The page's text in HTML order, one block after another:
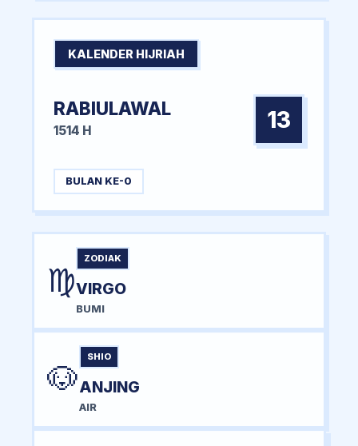
KALENDER HIJRIAH
RABIULAWAL
1514 H 13
BULAN KE-0
♍
ZODIAK
VIRGO
BUMI
🐶
SHIO
ANJING
AIR